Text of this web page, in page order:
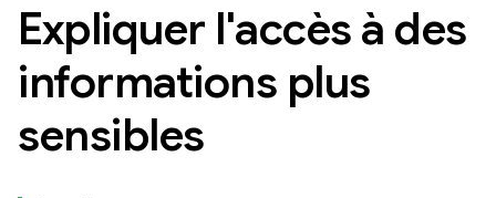
Expliquer l'accès à des
informations plus
sensibles